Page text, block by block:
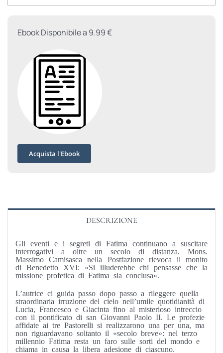
Ebook Disponibile a 9.99 €
Acquista l'Ebook
DESCRIZIONE
Gli eventi e i segreti di Fatima continuano a suscitare
interrogativi a oltre un secolo di distanza. Mons.
Massimo Camisasca nella Postfazione rievoca il monito
di Benedetto XVI: «Si illuderebbe chi pensasse che la
missione profetica di Fatima sia conclusa».
L’autrice ci guida passo dopo passo a rileggere quella
straordinaria irruzione del cielo nell’umile quotidianità di
Lucia, Francesco e Giacinta fino al misterioso intreccio
con il pontificato di san Giovanni Paolo II. Le profezie
affidate ai tre Pastorelli si realizzarono una per una, ma
non riguardavano soltanto il «secolo breve»: nel terzo
millennio Fatima resta un faro sulle sorti del mondo e
chiama in causa la libera adesione di ciascuno.